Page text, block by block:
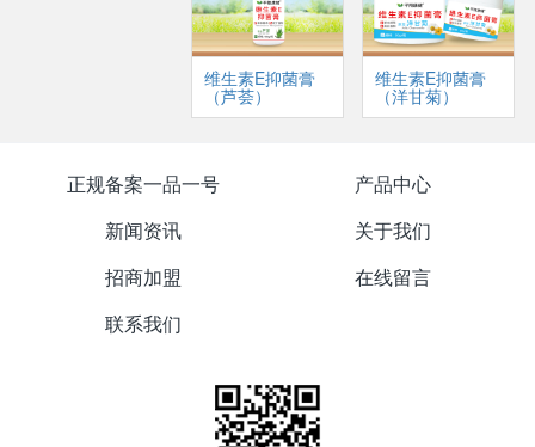
维生素E抑菌膏
（芦荟）
维生素E抑菌膏
（洋甘菊）
正规备案一品一号
产品中心
新闻资讯
关于我们
招商加盟
在线留言
联系我们